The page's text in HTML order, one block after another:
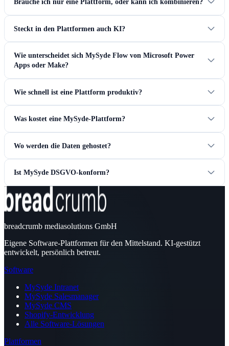
Brauche ich nur eine Plattform, oder kann ich kombinieren?
Steckt in den Plattformen auch KI?
Wie unterscheidet sich MySyde Flow von Microsoft Power
Apps oder Make?
Wie schnell ist eine Plattform produktiv?
Was kostet eine MySyde-Plattform?
Wo werden die Daten gehostet?
Ist MySyde DSGVO-konform?
breadcrumb mediasolutions GmbH
Eigene Software-Plattformen für den Mittelstand. KI-gestützt
entwickelt, persönlich betreut.
Software
MySyde Intranet
MySyde Salesmanager
MySyde CMS
Shopify-Entwicklung
Alle Software-Lösungen
Plattformen